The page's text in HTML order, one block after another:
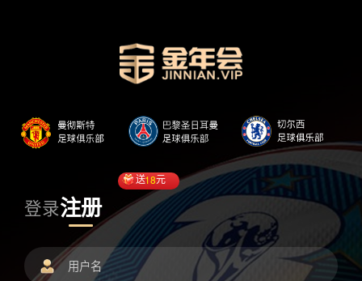
登录注册
送18元